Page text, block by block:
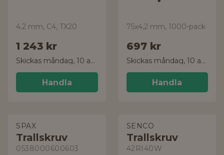
4.2 mm, C4, TX20
1 243 kr
Skickas måndag, 10 aug.
Handla
75x4,2 mm, 1000-pack
697 kr
Skickas måndag, 10 aug.
Handla
SPAX
Trallskruv
0538000600603
SENCO
Trallskruv
42RI40W